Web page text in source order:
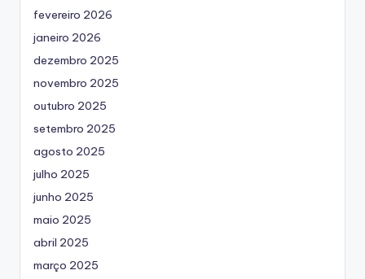
fevereiro 2026
janeiro 2026
dezembro 2025
novembro 2025
outubro 2025
setembro 2025
agosto 2025
julho 2025
junho 2025
maio 2025
abril 2025
março 2025